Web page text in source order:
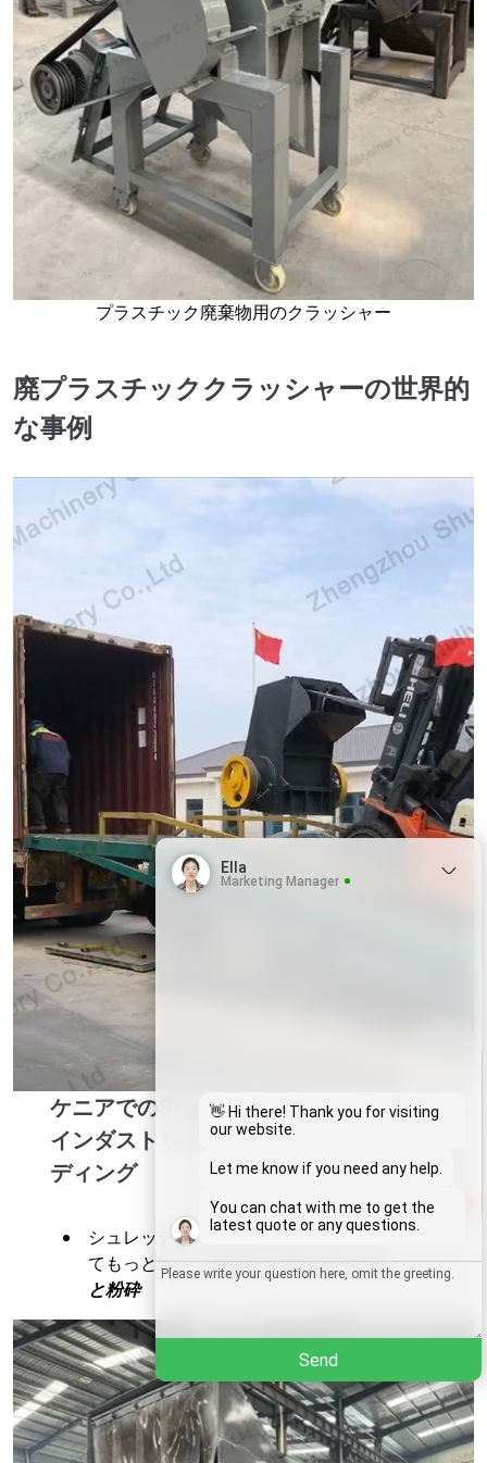
プラスチック廃棄物用のクラッシャー
廃プラスチッククラッシャーの世界的
な事例
ケニアでのShuliy SL-60によるポスト
インダストリアルフィルムのシュレッ
ディング
シュレッディングのストーリーについ
てもっと学ぶ:エチオピアのリサイクル
と粉砕
Wechat
Chat
Ella
Marketing Manager
👋 Hi there! Thank you for visiting
our website.
Let me know if you need any help.
You can chat with me to get the
latest quote or any questions.
Send